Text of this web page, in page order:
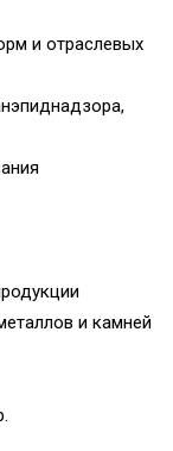
и отраслевых
и камней